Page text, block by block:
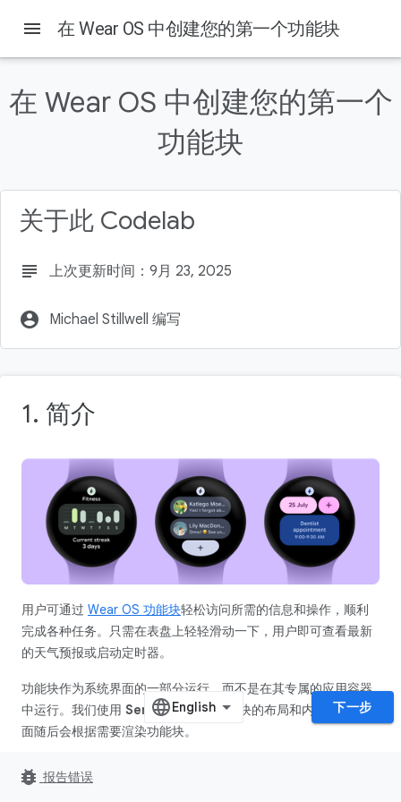
本页内容
2. 准备工作
menu 在 Wear OS 中创建您的第一个功能块
在 Wear OS 中创建您的第一个
功能块
关于此 Codelab
subject 上次更新时间：9月 23, 2025
account_circle Michael Stillwell 编写
1. 简介
用户可通过 Wear OS 功能块轻松访问所需的信息和操作，顺利
完成各种任务。只需在表盘上轻轻滑动一下，用户即可查看最新
的天气预报或启动定时器。
功能块作为系统界面的一部分运行，而不是在其专属的应用容器
中运行。我们使用 Service来描述功能块的布局和内容。系统界
面随后会根据需要渲染功能块。
实践内容
下一步
bug_report 报告错误